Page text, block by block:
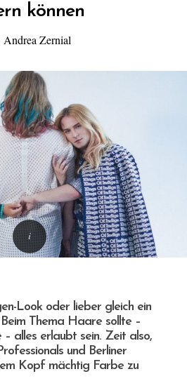
können
Andrea Zernial
Look oder lieber gleich ein
Thema Haare sollte –
alles erlaubt sein. Zeit also,
und Berliner
Kopf mächtig Farbe zu